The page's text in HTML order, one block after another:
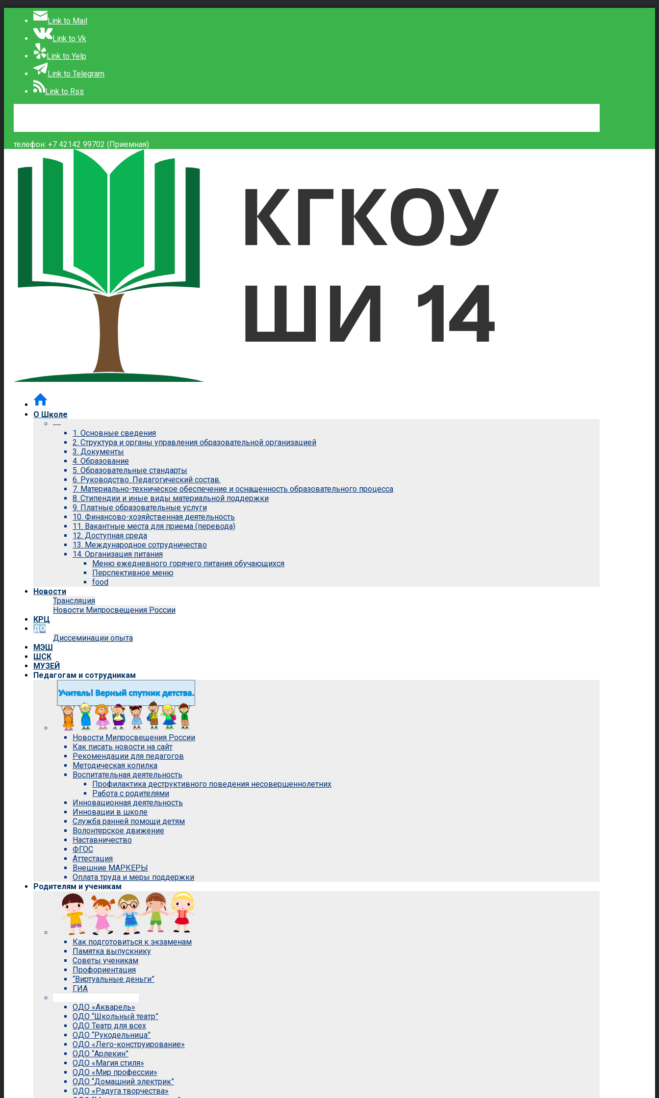
Link to Mail
Link to Vk
Link to Yelp
Link to Telegram
Link to Rss
телефон: +7 42142 99702 (Приемная)
О Школе
—
1. Основные сведения
2. Структура и органы управления образовательной организацией
3. Документы
4. Образование
5. Образовательные стандарты
6. Руководство. Педагогический состав.
7. Материально-техническое обеспечение и оснащенность образовательного процесса
8. Стипендии и иные виды материальной поддержки
9. Платные образовательные услуги
10. Финансово-хозяйственная деятельность
11. Вакантные места для приема (перевода)
12. Доступная среда
13. Международное сотрудничество
14. Организация питания
Меню ежедневного горячего питания обучающихся
Перспективное меню
food
Новости
Трансляция
Новости Мипросвещения России
КРЦ
ДО
Диссеминации опыта
МЭШ
ШСК
МУЗЕЙ
Педагогам и сотрудникам
Новости Мипросвещения России
Как писать новости на сайт
Рекомендации для педагогов
Методическая копилка
Воспитательная деятельность
Профилактика деструктивного поведения несовершеннолетних
Работа с родителями
Инновационная деятельность
Инновации в школе
Служба ранней помощи детям
Волонтерское движение
Наставничество
ФГОС
Аттестация
Внешние МАРКЕРЫ
Оплата труда и меры поддержки
Родителям и ученикам
Как подготовиться к экзаменам
Памятка выпускнику
Советы ученикам
Профориентация
“Виртуальные деньги”
ГИА
ОДО «Акварель»
ОДО “Школьный театр”
ОДО Театр для всех
ОДО “Рукодельница”
ОДО «Лего-конструирование»
ОДО “Арлекин”
ОДО «Магия стиля»
ОДО «Мир профессии»
ОДО “Домашний электрик”
ОДО «Радуга творчества»